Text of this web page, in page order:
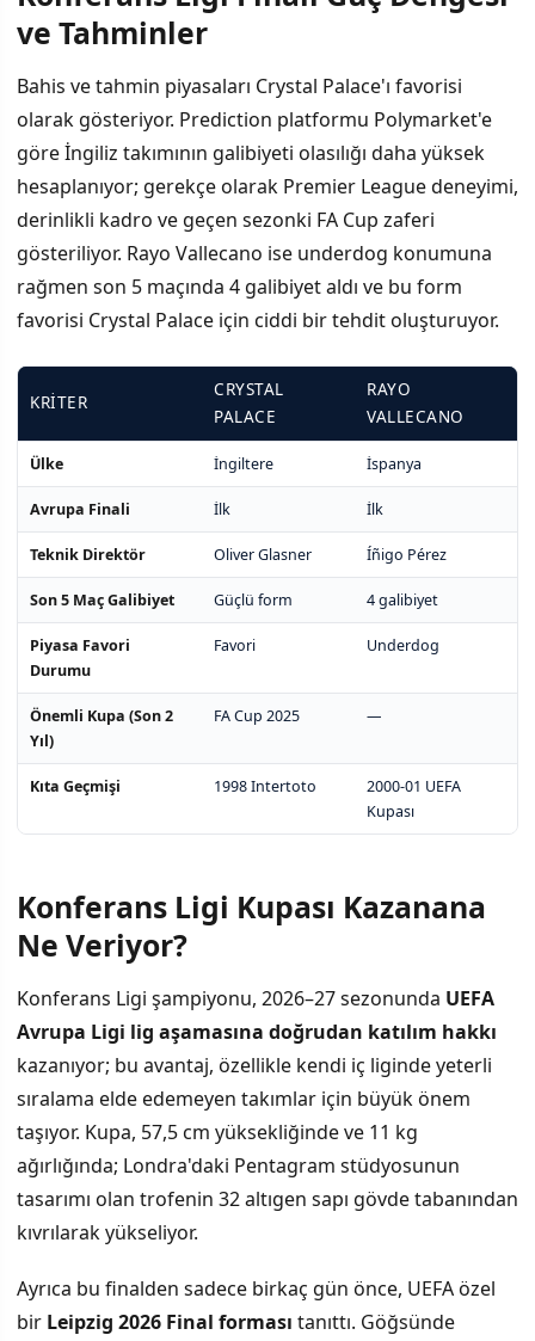
ve Tahminler
Bahis ve tahmin piyasaları Crystal Palace'ı favorisi
olarak gösteriyor. Prediction platformu Polymarket'e
göre İngiliz takımının galibiyeti olasılığı daha yüksek
hesaplanıyor; gerekçe olarak Premier League deneyimi,
derinlikli kadro ve geçen sezonki FA Cup zaferi
gösteriliyor. Rayo Vallecano ise underdog konumuna
rağmen son 5 maçında 4 galibiyet aldı ve bu form
favorisi Crystal Palace için ciddi bir tehdit oluşturuyor.
KRITER
CRYSTAL
PALACE
RAYO
VALLECANO
Ülke İngiltere İspanya
Avrupa Finali İlk İlk
Teknik Direktör Oliver Glasner Íñigo Pérez
Son 5 Maç Galibiyet Güçlü form 4 galibiyet
Piyasa Favori
Durumu
Favori Underdog
Önemli Kupa (Son 2
Yıl)
FA Cup 2025 —
Kıta Geçmişi 1998 Intertoto
2000-01 UEFA
Kupası
Konferans Ligi Kupası Kazanana
Ne Veriyor?
Konferans Ligi şampiyonu, 2026–27 sezonunda UEFA
Avrupa Ligi lig aşamasına doğrudan katılım hakkı
kazanıyor; bu avantaj, özellikle kendi iç liginde yeterli
sıralama elde edemeyen takımlar için büyük önem
taşıyor. Kupa, 57,5 cm yüksekliğinde ve 11 kg
ağırlığında; Londra'daki Pentagram stüdyosunun
tasarımı olan trofenin 32 altıgen sapı gövde tabanından
kıvrılarak yükseliyor.
Ayrıca bu finalden sadece birkaç gün önce, UEFA özel
bir Leipzig 2026 Final forması tanıttı. Göğsünde